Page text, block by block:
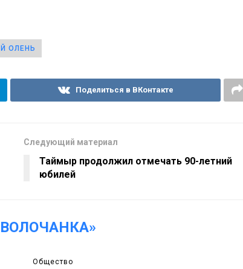
ОЛЕНЬ
Поделиться в ВКонтакте
Следующий материал
Таймыр продолжил отмечать 90-летний
юбилей
Общество